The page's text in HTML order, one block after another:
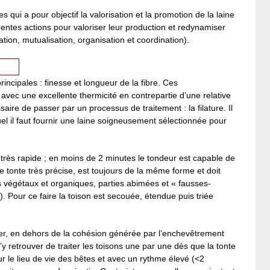
qui a pour objectif la valorisation et la promotion de la laine
actions pour valoriser leur production et redynamiser
mutualisation, organisation et coordination).
: finesse et longueur de la fibre. Ces
une excellente thermicité en contrepartie d’une relative
de passer par un processus de traitement : la filature. Il
il faut fournir une laine soigneusement sélectionnée pour
rapide ; en moins de 2 minutes le tondeur est capable de
tonte très précise, est toujours de la même forme et doit
et organiques, parties abimées et « fausses-
Pour ce faire la toison est secouée, étendue puis triée
en dehors de la cohésion générée par l’enchevêtrement
retrouver de traiter les toisons une par une dès que la tonte
le lieu de vie des bêtes et avec un rythme élevé (<2